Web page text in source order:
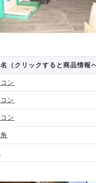
（クリックすると商品情報
ン
ン
ン